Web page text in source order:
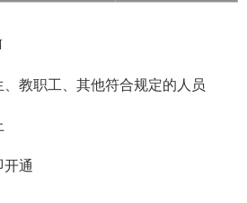
、教职工、其他符合规定的人员
开通